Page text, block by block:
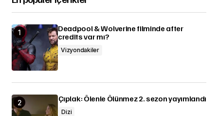
Deadpool & Wolverine filminde after
credits var mı?
Vizyondakiler
Çıplak: Ölenle Ölünmez 2. sezon yayımlandı
Dizi